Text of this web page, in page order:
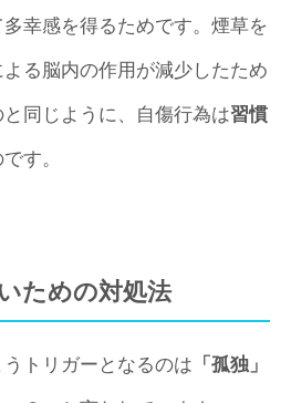
幸感を得るためです。煙草を
る脳内の作用が減少したため
同じように、自傷行為は習慣
す。
ための対処法
トリガーとなるのは 「孤独」